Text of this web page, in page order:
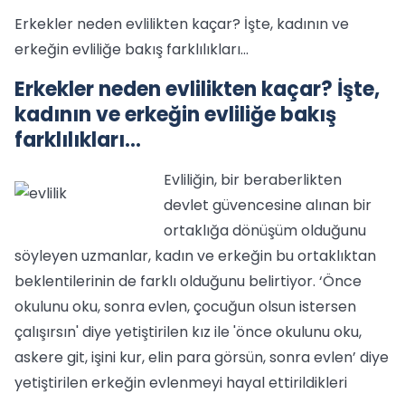
Erkekler neden evlilikten kaçar? İşte, kadının ve
erkeğin evliliğe bakış farklılıkları...
Erkekler neden evlilikten kaçar? İşte,
kadının ve erkeğin evliliğe bakış
farklılıkları...
Evliliğin, bir beraberlikten
devlet güvencesine alınan bir
ortaklığa dönüşüm olduğunu
söyleyen uzmanlar, kadın ve erkeğin bu ortaklıktan
beklentilerinin de farklı olduğunu belirtiyor. ‘Önce
okulunu oku, sonra evlen, çocuğun olsun istersen
çalışırsın' diye yetiştirilen kız ile 'önce okulunu oku,
askere git, işini kur, elin para görsün, sonra evlen’ diye
yetiştirilen erkeğin evlenmeyi hayal ettirildikleri